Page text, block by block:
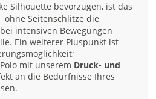
Silhouette bevorzugen, ist das
ohne Seitenschlitze die
intensiven Bewegungen
Ein weiterer Pluspunkt ist
mit unserem Druck- und
an die Bedürfnisse Ihres